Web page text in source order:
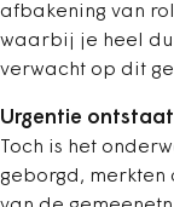
afbakening van
waarbij je heel
verwacht op dit
Urgentie
Toch is het
geborgd, merkten